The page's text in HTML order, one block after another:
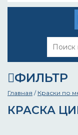
ФИЛЬТР
Главная / Краски по
КРАСКА